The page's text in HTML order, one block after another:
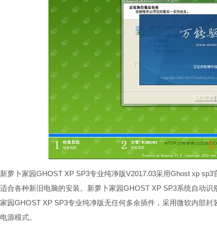
新萝卜家园GHOST XP SP3专业纯净版V2017.03采用Ghost xp
适合各种新旧电脑的安装。新萝卜家园GHOST XP SP3系统自动
家园GHOST XP SP3专业纯净版无任何多余插件，采用微软内部
电源模式。